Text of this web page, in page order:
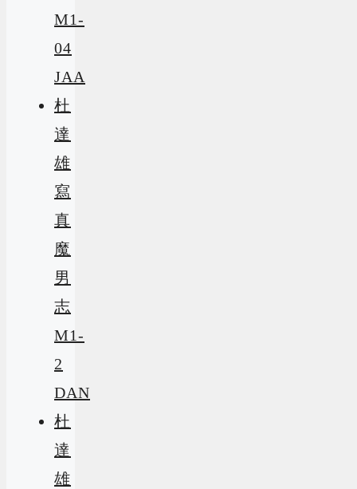
M1-
04
JAA
杜
達
雄
寫
真
魔
男
志
M1-
2
DAN
杜
達
雄